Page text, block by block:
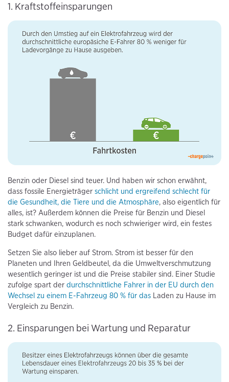
1. Kraftstoffeinsparungen
Benzin oder Diesel sind teuer. Und haben wir schon erwähnt,
dass fossile Energieträger schlicht und ergreifend schlecht für
die Gesundheit, die Tiere und die Atmosphäre, also eigentlich für
alles, ist? Außerdem können die Preise für Benzin und Diesel
stark schwanken, wodurch es noch schwieriger wird, ein festes
Budget dafür einzuplanen.
Setzen Sie also lieber auf Strom. Strom ist besser für den
Planeten und Ihren Geldbeutel, da die Umweltverschmutzung
wesentlich geringer ist und die Preise stabiler sind. Einer Studie
zufolge spart der durchschnittliche Fahrer in der EU durch den
Wechsel zu einem E-Fahrzeug 80 % für das Laden zu Hause im
Vergleich zu Benzin.
2. Einsparungen bei Wartung und Reparatur